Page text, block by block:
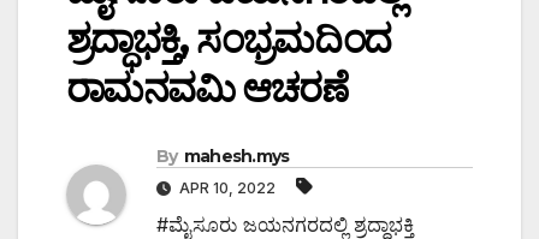
ಶ್ರದ್ಧಾಭಕ್ತಿ, ಸಂಭ್ರಮದಿಂದ
ರಾಮನವಮಿ ಆಚರಣೆ
By mahesh.mys
APR 10, 2022
#ಮೈಸೂರು ಜಯನಗರದಲ್ಲಿ ಶ್ರದ್ಧಾಭಕ್ತಿ